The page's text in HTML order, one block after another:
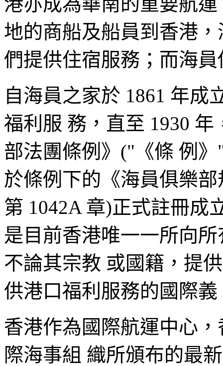
地的商船及船員到香港
們提供住宿服務；而海
自海員之家於 1861 年成
福利服 務，直至 1930
部法團條例》("《條 例
於條例下的《海員俱樂
第 1042A 章)正式註冊成
是目前香港唯一一所向
不論其宗教 或國籍，提
供港口福利服務的國際義
香港作為國際航運中心
際海事組 織所頒布的最